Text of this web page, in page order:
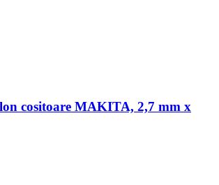
cositoare MAKITA, 2,7 mm x